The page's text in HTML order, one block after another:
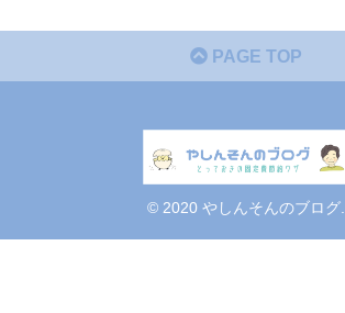
PAGE TOP
© 2020 やしんそんのブログ.